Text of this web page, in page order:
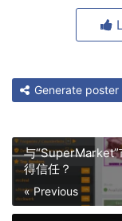
Generate poster
与
得信任？
« Previous